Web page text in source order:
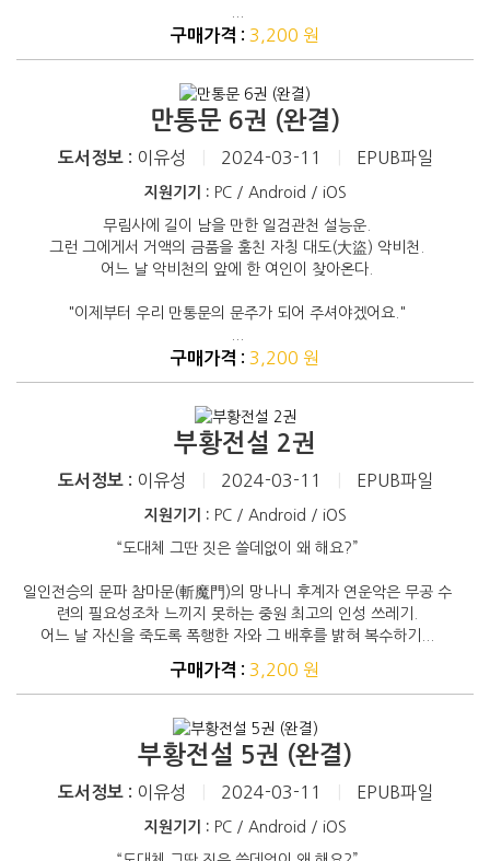
구매가격 : 3,200 원
만통문 6권 (완결)
도서정보 : 이유성 2024-03-11 EPUB파일
지원기기 : PC / Android / iOS
무림사에 길이 남을 만한 일검관천 설능운.
그런 그에게서 거액의 금품을 훔친 자칭 대도(大盜) 악비천.
어느 날 악비천의 앞에 한 여인이 찾아온다.
"이제부터 우리 만통문의 문주가 되어 주셔야겠어요."
구매가격 : 3,200 원
부황전설 2권
도서정보 : 이유성 2024-03-11 EPUB파일
지원기기 : PC / Android / iOS
“도대체 그딴 짓은 쓸데없이 왜 해요?”
일인전승의 문파 참마문(斬魔門)의 망나니 후계자 연운악은 무공 수
련의 필요성조차 느끼지 못하는 중원 최고의 인성 쓰레기.
어느 날 자신을 죽도록 폭행한 자와 그 배후를 밝혀 복수하기...
구매가격 : 3,200 원
부황전설 5권 (완결)
도서정보 : 이유성 2024-03-11 EPUB파일
지원기기 : PC / Android / iOS